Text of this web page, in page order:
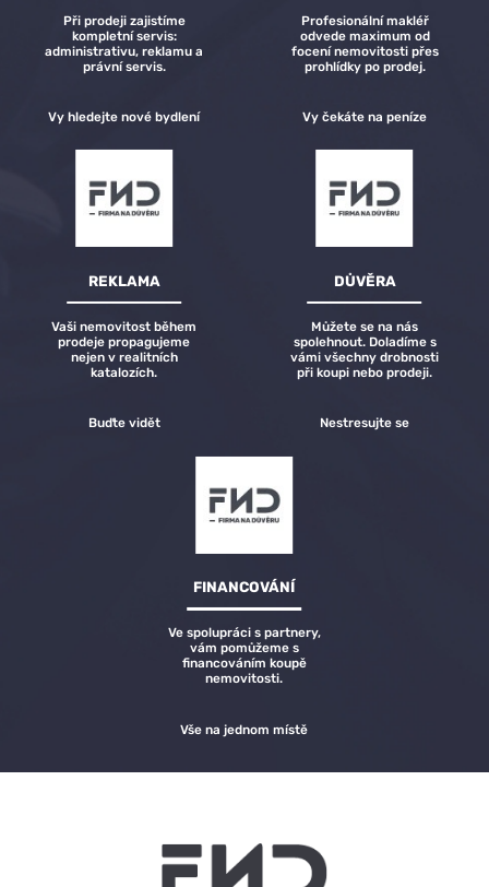
Při prodeji zajistíme
kompletní servis:
administrativu, reklamu a
právní servis.
Vy hledejte nové bydlení
Profesionální makléř
odvede maximum od
focení nemovitosti přes
prohlídky po prodej.
Vy čekáte na peníze
REKLAMA
Vaši nemovitost během
prodeje propagujeme
nejen v realitních
katalozích.
Buďte vidět
DŮVĚRA
Můžete se na nás
spolehnout. Doladíme s
vámi všechny drobnosti
při koupi nebo prodeji.
Nestresujte se
FINANCOVÁNÍ
Ve spolupráci s partnery,
vám pomůžeme s
financováním koupě
nemovitosti.
Vše na jednom místě